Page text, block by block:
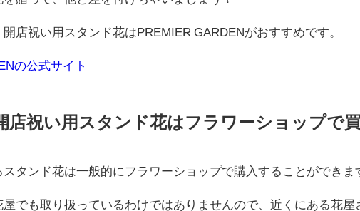
店祝い用スタンド花はPREMIER GARDENがおすすめです。
の公式サイト
店祝い用スタンド花はフラワーショップで
タンド花は一般的にフラワーショップで購入することができま
でも取り扱っているわけではありませんので、近くにある花屋